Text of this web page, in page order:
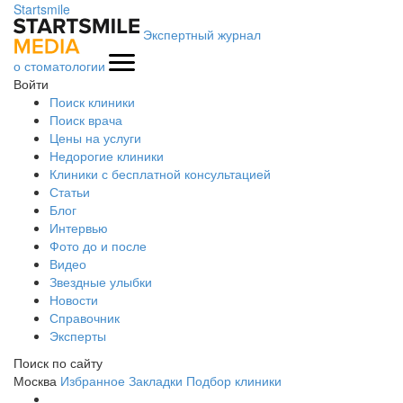
Startsmile
Экспертный журнал
о стоматологии
Войти
Поиск клиники
Поиск врача
Цены на услуги
Недорогие клиники
Клиники с бесплатной консультацией
Статьи
Блог
Интервью
Фото до и после
Видео
Звездные улыбки
Новости
Справочник
Эксперты
Поиск по сайту
Москва Избранное Закладки Подбор клиники